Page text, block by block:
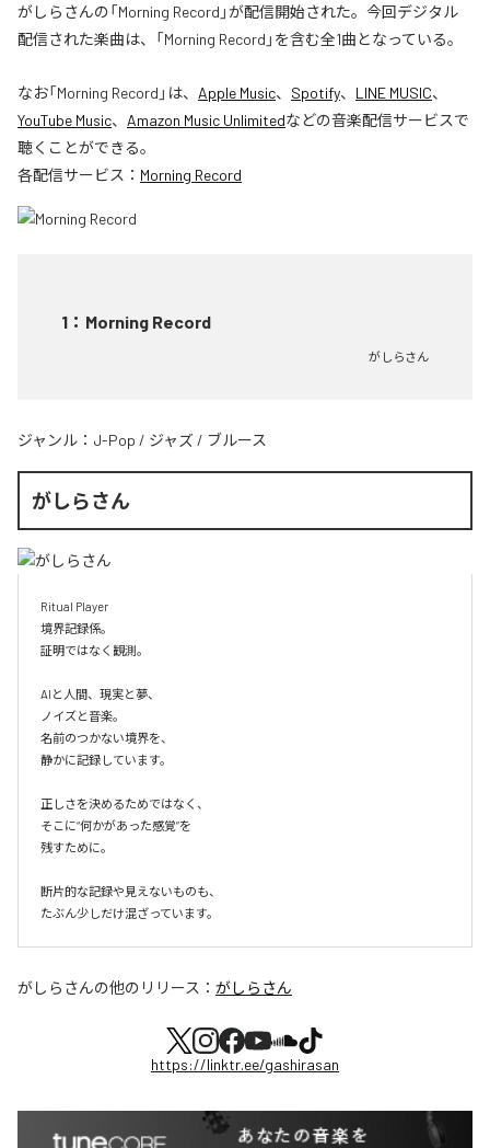
がしらさんの「Morning Record」が配信開始された。今回デジタル
配信された楽曲は、「Morning Record」を含む全1曲となっている。
なお「Morning Record 」は、 Apple Music、 Spotify、 LINE MUSIC、
YouTube Music、 Amazon Music Unlimitedなどの音楽配信サービスで
聴くことができる。
各配信サービス： Morning Record
1 ： Morning Record
がしらさん
ジャンル： J-Pop / ジャズ / ブルース
がしらさん
Ritual Player
境界記録係。
証明ではなく観測。
AIと人間、現実と夢、
ノイズと音楽。
名前のつかない境界を、
静かに記録しています。
正しさを決めるためではなく、
そこに“何かがあった感覚”を
残すために。
断片的な記録や見えないものも、
たぶん少しだけ混ざっています。
がしらさんの他のリリース： がしらさん
https://linktr.ee/gashirasan